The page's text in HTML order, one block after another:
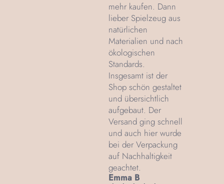
mehr kaufen. Dann
lieber Spielzeug aus
natürlichen
Materialien und nach
ökologischen
Standards.
Insgesamt ist der
Shop schön gestaltet
und übersichtlich
aufgebaut. Der
Versand ging schnell
und auch hier wurde
bei der Verpackung
auf Nachhaltigkeit
geachtet.
Emma B